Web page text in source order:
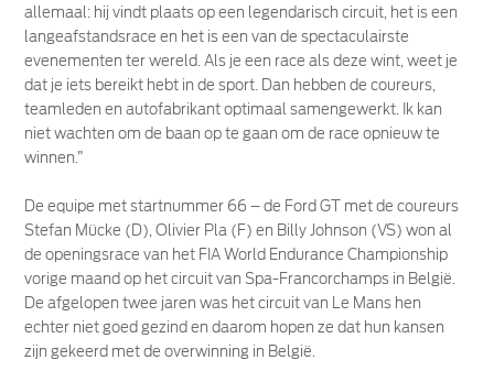
allemaal: hij vindt plaats op een legendarisch circuit, het is een
langeafstandsrace en het is een van de spectaculairste
evenementen ter wereld. Als je een race als deze wint, weet je
dat je iets bereikt hebt in de sport. Dan hebben de coureurs,
teamleden en autofabrikant optimaal samengewerkt. Ik kan
niet wachten om de baan op te gaan om de race opnieuw te
winnen.”
De equipe met startnummer 66 – de Ford GT met de coureurs
Stefan Mücke (D), Olivier Pla (F) en Billy Johnson (VS) won al
de openingsrace van het FIA World Endurance Championship
vorige maand op het circuit van Spa-Francorchamps in België.
De afgelopen twee jaren was het circuit van Le Mans hen
echter niet goed gezind en daarom hopen ze dat hun kansen
zijn gekeerd met de overwinning in België.